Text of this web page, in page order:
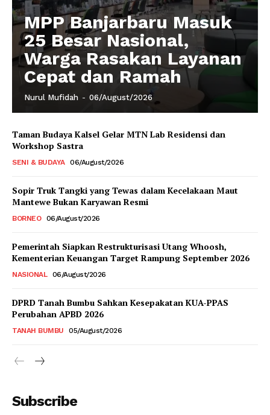
MPP Banjarbaru Masuk
25 Besar Nasional,
Warga Rasakan Layanan
Cepat dan Ramah
Nurul Mufidah - 06/August/2026
Taman Budaya Kalsel Gelar MTN Lab Residensi dan
Workshop Sastra
SENI & BUDAYA 06/August/2026
Sopir Truk Tangki yang Tewas dalam Kecelakaan Maut
Mantewe Bukan Karyawan Resmi
BORNEO 06/August/2026
Pemerintah Siapkan Restrukturisasi Utang Whoosh,
Kementerian Keuangan Target Rampung September 2026
NASIONAL 06/August/2026
DPRD Tanah Bumbu Sahkan Kesepakatan KUA-PPAS
Perubahan APBD 2026
TANAH BUMBU 05/August/2026
Subscribe